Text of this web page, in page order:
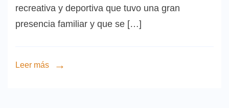
recreativa y deportiva que tuvo una gran
presencia familiar y que se […]
Leer más